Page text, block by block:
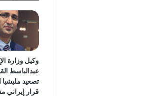
وكيل وزارة
عبدالباسط
تصعيد مليشيا
قرار إيراني